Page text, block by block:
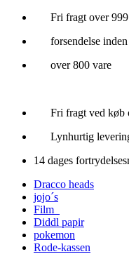
Videre
indhold
Fri fragt over
forsendelse
over 800 vare
Fri fragt ved køb
Lynhurtig
14 dages
Dracco heads
jojo´s
Film
Diddl papir
pokemon
Rode-kassen